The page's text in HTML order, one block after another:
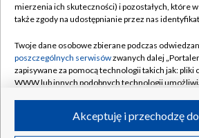
Naziemna Telewizja Cyfrowa
Rada Programowa
System NOS
Informacje o nadawcy
Program dla prasy
Pomoc
Kontakt
Kanały
mierzenia ich skuteczności) i pozostałych, które
także zgody na udostępnianie przez nas
Twoje dane osobowe zbierane podczas
poszczególnych serwisówzwanych dalej
zapisywane za pomocą technologii takich jak: pliki
WWW lub innych podobnych technologii
ruchu w Internecie.Akceptuję i przechodzę